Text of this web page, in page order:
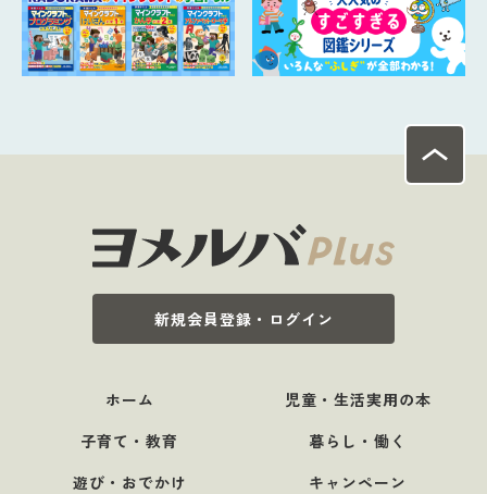
新規会員登録・ログイン
ホーム
児童・生活実用の本
子育て・教育
暮らし・働く
遊び・おでかけ
キャンペーン